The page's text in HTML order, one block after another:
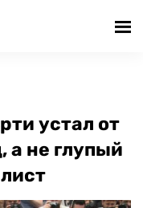
устал от
а не глупый